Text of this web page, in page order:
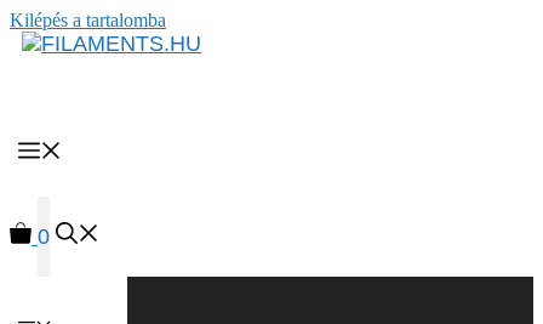
Kilépés a tartalomba
0